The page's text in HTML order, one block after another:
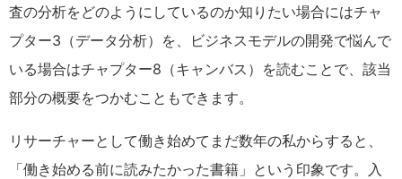
査の分析をどのようにしているのか知りたい場合にはチャ
プター3（データ分析）を、ビジネスモデルの開発で悩んで
いる場合はチャプター8（キャンバス）を読むことで、該当
部分の概要をつかむこともできます。
リサーチャーとして働き始めてまだ数年の私からすると、
「働き始める前に読みたかった書籍」という印象です。入